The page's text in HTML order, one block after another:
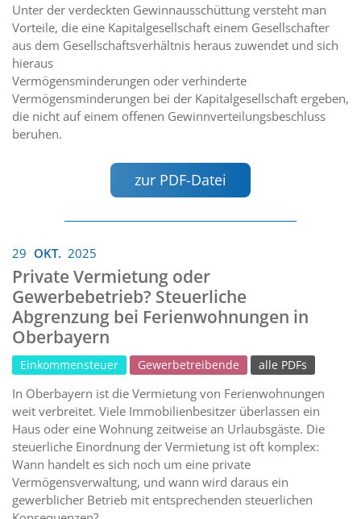
Unter der verdeckten Gewinnausschüttung versteht man
Vorteile, die eine Kapitalgesellschaft einem Gesellschafter
aus dem Gesellschaftsverhältnis heraus zuwendet und sich
hieraus
Vermögensminderungen oder verhinderte
Vermögensminderungen bei der Kapitalgesellschaft ergeben,
die nicht auf einem offenen Gewinnverteilungsbeschluss
beruhen.
zur PDF-Datei
29 OKT. 2025
Private Vermietung oder
Gewerbebetrieb? Steuerliche
Abgrenzung bei Ferienwohnungen in
Oberbayern
Einkommensteuer Gewerbetreibende alle PDFs
In Oberbayern ist die Vermietung von Ferienwohnungen
weit verbreitet. Viele Immobilienbesitzer überlassen ein
Haus oder eine Wohnung zeitweise an Urlaubsgäste. Die
steuerliche Einordnung der Vermietung ist oft komplex:
Wann handelt es sich noch um eine private
Vermögensverwaltung, und wann wird daraus ein
gewerblicher Betrieb mit entsprechenden steuerlichen